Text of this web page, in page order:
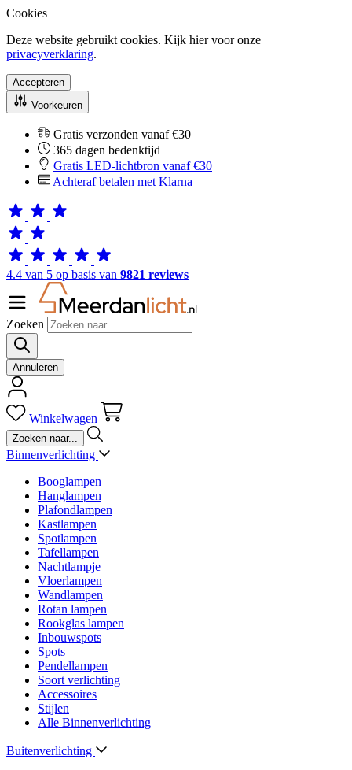
Cookies
Deze website gebruikt cookies. Kijk hier voor onze
privacyverklaring.
Accepteren
Voorkeuren
Gratis verzonden vanaf €30
365 dagen bedenktijd
Gratis LED-lichtbron vanaf €30
Achteraf betalen met Klarna
4.4 van 5 op basis van 9821 reviews
Zoeken
Annuleren
Winkelwagen
Binnenverlichting
Booglampen
Hanglampen
Plafondlampen
Kastlampen
Spotlampen
Tafellampen
Nachtlampje
Vloerlampen
Wandlampen
Rotan lampen
Rookglas lampen
Inbouwspots
Spots
Pendellampen
Soort verlichting
Accessoires
Stijlen
Alle Binnenverlichting
Buitenverlichting